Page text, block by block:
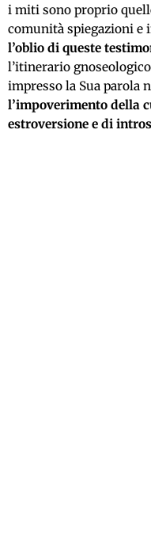
i miti sono proprio
comunità spiegazioni e
l’oblio di queste
l’itinerario
impresso la Sua parola
l’impoverimento della
estroversione e di